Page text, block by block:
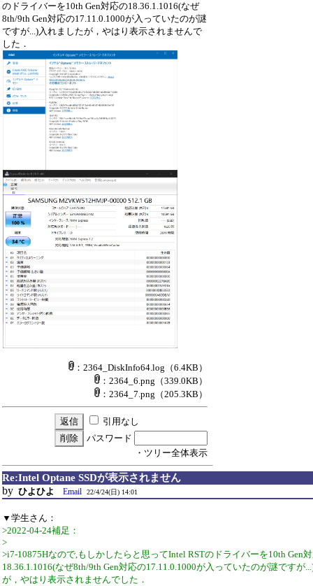
のドライバーを10th Gen対応の18.36.1.1016(なぜ
8th/9th Gen対応の17.11.0.1000が入っていたのが謎
ですが...)入れましたが，やはり表示されませんで
した．
：2364_DiskInfo64.log （6.4KB）
：2364_6.png （339.0KB）
：2364_7.png （205.3KB）
引用なし
パスワード
・ツリー全体表示
Re:Intel Optane SSDが表示されません
by ひよひよ Email 22/4/24(日) 14:01
▼学生さん：
>2022-04-24補足：
>
>i7-10875Hなので,もしかしたらと思ってIntel RSTのドライバーを10th Gen
18.36.1.1016(なぜ8th/9th Gen対応の17.11.0.1000が入っていたのが謎ですが
が，やはり表示されませんでした．